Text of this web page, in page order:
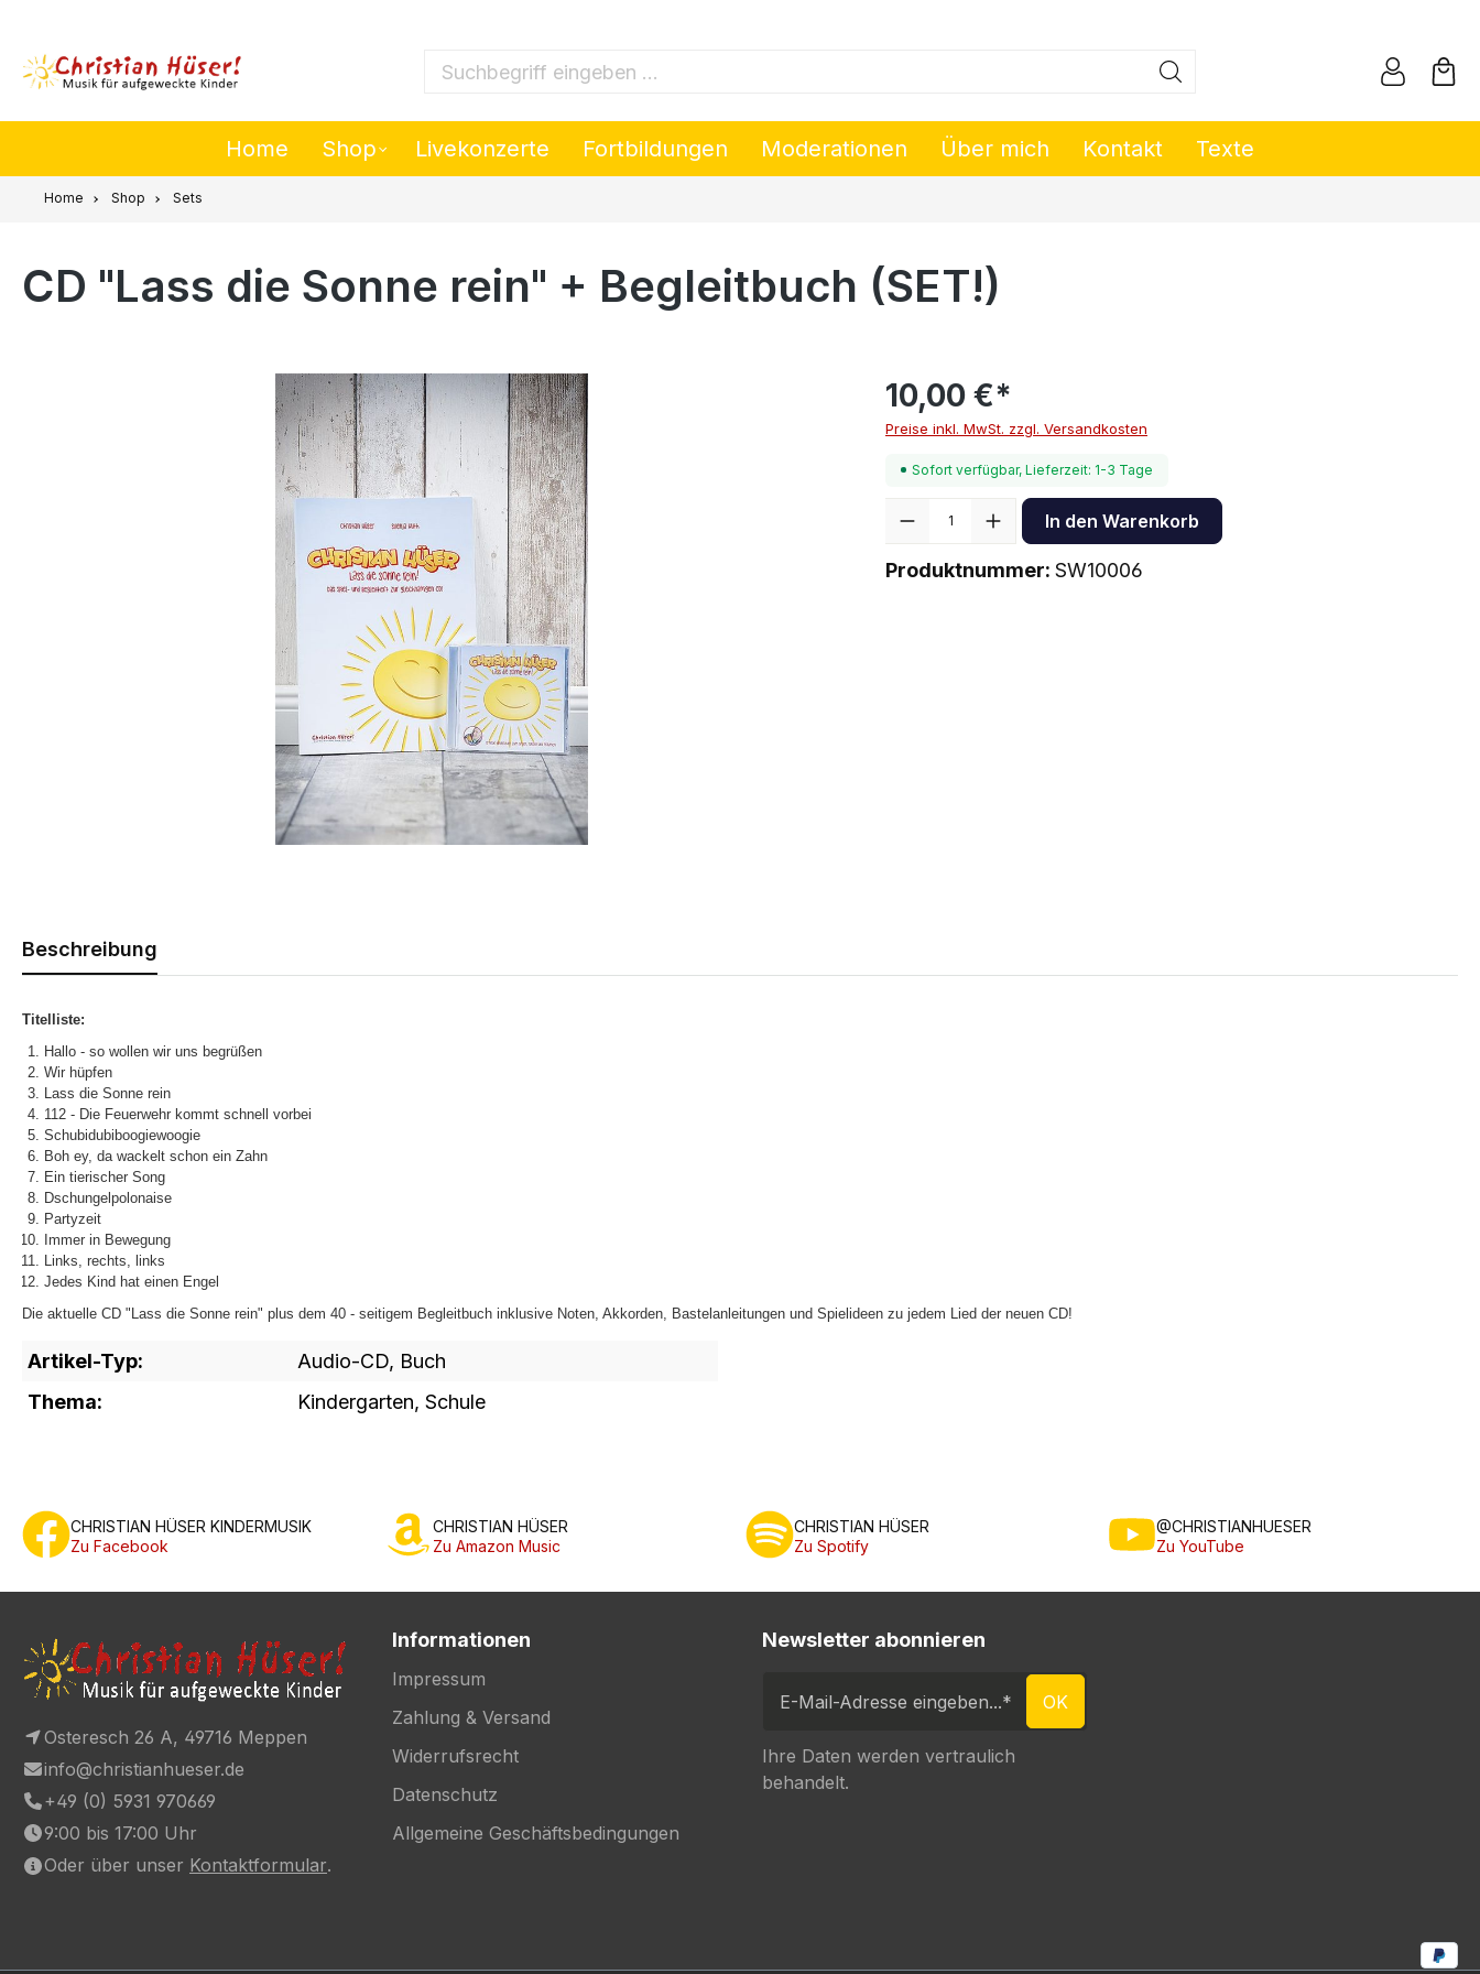
Suchbegriff eingeben ...
Home Shop Livekonzerte Fortbildungen Moderationen Über mich Kontakt Texte
Home Shop Sets
CD "Lass die Sonne rein" + Begleitbuch (SET!)
10,00 €*
Preise inkl. MwSt. zzgl. Versandkosten
Sofort verfügbar, Lieferzeit: 1-3 Tage
In den Warenkorb
Produktnummer: SW10006
Beschreibung
Titelliste:
Hallo - so wollen wir uns begrüßen
Wir hüpfen
Lass die Sonne rein
112 - Die Feuerwehr kommt schnell vorbei
Schubidubiboogiewoogie
Boh ey, da wackelt schon ein Zahn
Ein tierischer Song
Dschungelpolonaise
Partyzeit
Immer in Bewegung
Links, rechts, links
Jedes Kind hat einen Engel
Die aktuelle CD "Lass die Sonne rein" plus dem 40 - seitigem Begleitbuch inklusive Noten, Akkorden, Bastelanleitungen und Spielideen zu jedem Lied der neuen CD!
Artikel-Typ: Audio-CD, Buch
Thema:
Kindergarten, Schule
CHRISTIAN HÜSER KINDERMUSIK
Zu Facebook
CHRISTIAN HÜSER
Zu Amazon Music
CHRISTIAN HÜSER
Zu Spotify
@CHRISTIANHUESER
Zu YouTube
Osteresch 26 A, 49716 Meppen
info@christianhueser.de
+49 (0) 5931 970669
9:00 bis 17:00 Uhr
Oder über unser Kontaktformular.
Informationen
Impressum
Zahlung & Versand
Widerrufsrecht
Datenschutz
Allgemeine Geschäftsbedingungen
Newsletter abonnieren
OK
Ihre Daten werden vertraulich
behandelt.